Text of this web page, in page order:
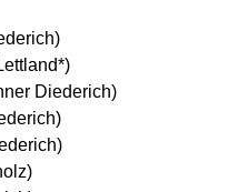
Diederich)